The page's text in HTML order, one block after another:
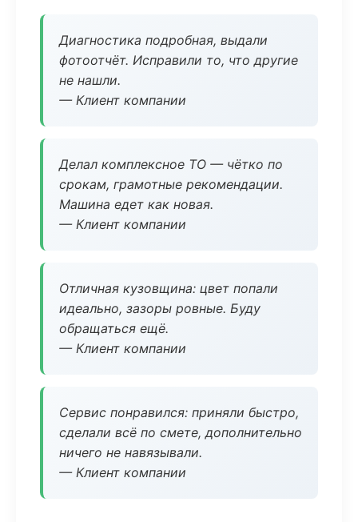
Диагностика подробная, выдали
фотоотчёт. Исправили то, что другие
не нашли.
— Клиент компании
Делал комплексное ТО — чётко по
срокам, грамотные рекомендации.
Машина едет как новая.
— Клиент компании
Отличная кузовщина: цвет попали
идеально, зазоры ровные. Буду
обращаться ещё.
— Клиент компании
Сервис понравился: приняли быстро,
сделали всё по смете, дополнительно
ничего не навязывали.
— Клиент компании